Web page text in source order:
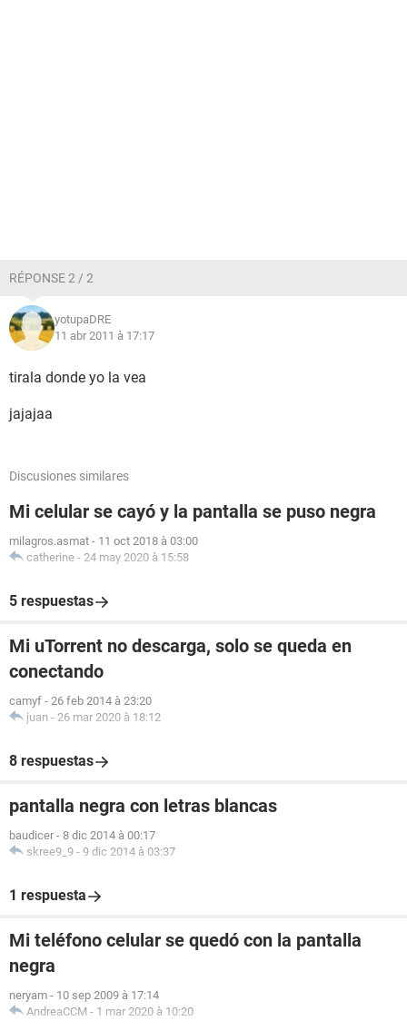
RÉPONSE 2 / 2
yotupaDRE
11 abr 2011 à 17:17
tirala donde yo la vea
jajajaa
Discusiones similares
Mi celular se cayó y la pantalla se puso negra
milagros.asmat - 11 oct 2018 à 03:00
catherine - 24 may 2020 à 15:58
5 respuestas
Mi uTorrent no descarga, solo se queda en
conectando
camyf - 26 feb 2014 à 23:20
juan - 26 mar 2020 à 18:12
8 respuestas
pantalla negra con letras blancas
baudicer - 8 dic 2014 à 00:17
skree9_9 - 9 dic 2014 à 03:37
1 respuesta
Mi teléfono celular se quedó con la pantalla
negra
neryam - 10 sep 2009 à 17:14
AndreaCCM - 1 mar 2020 à 10:20